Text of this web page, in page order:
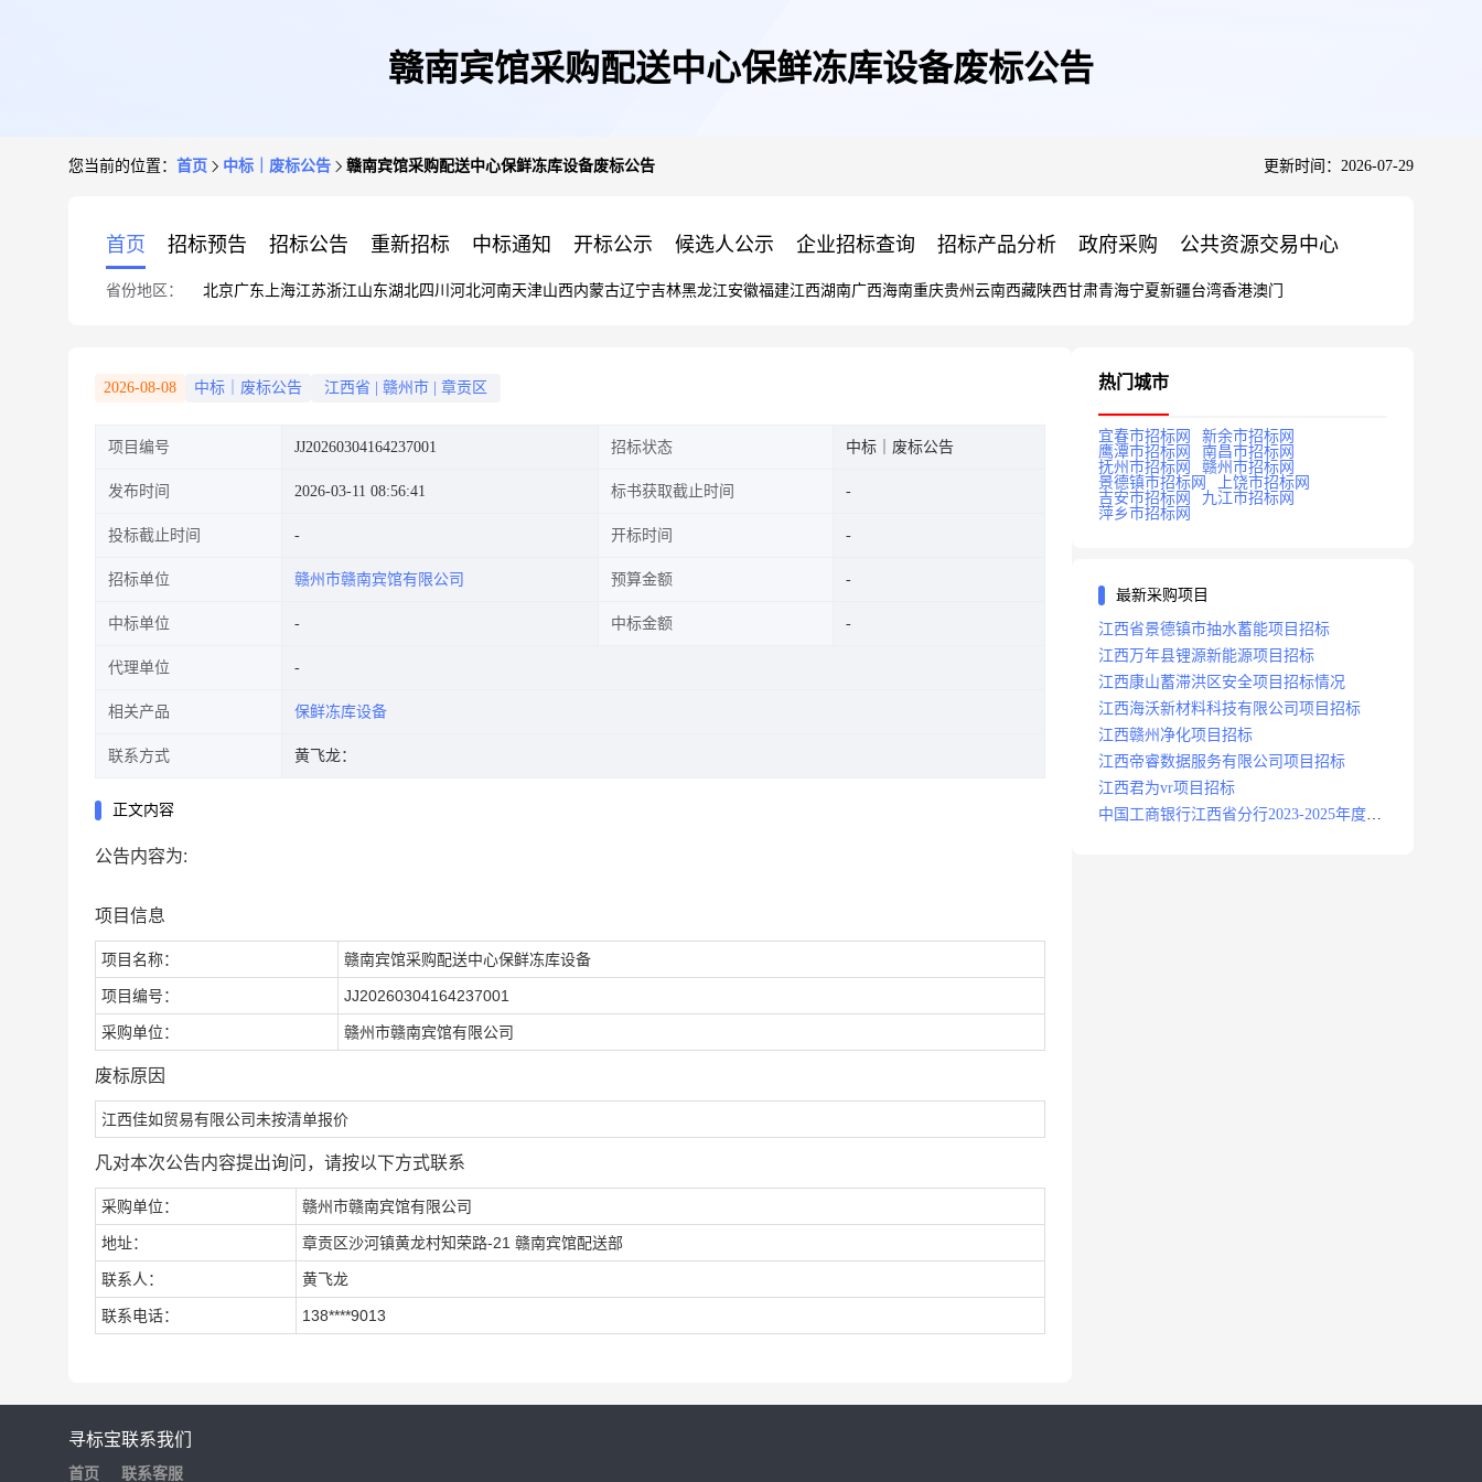
赣南宾馆采购配送中心保鲜冻库设备废标公告
您当前的位置： 首页 中标｜废标公告 赣南宾馆采购配送中心保鲜冻库设备废标公告 更新时间：2026-07-29
首页 招标预告 招标公告 重新招标 中标通知 开标公示 候选人公示 企业招标查询 招标产品分析 政府采购 公共资源交易中心
省份地区： 北京广东 上海江苏浙江山东湖北四川 河北河南天津山西内蒙古辽宁吉林黑龙江安徽福建江西湖南广西海南重庆贵州 云南西藏陕西甘肃青海宁夏新疆台湾香港澳门
2026-08-08 中标｜废标公告 江西省 赣州市 章贡区
项目编号 JJ20260304164237001 招标状态 中标｜废标公告
发布时间 2026-03-11 08:56:41 标书获取截止时间
投标截止时间 开标时间
招标单位 赣州市赣南宾馆有限公司 预算金额
中标单位 中标金额
代理单位
相关产品 保鲜冻库设备
联系方式 黄飞龙：
正文内容
公告内容为:
项目信息
项目名称： 赣南宾馆采购配送中心保鲜冻库设备
项目编号： JJ20260304164237001
采购单位： 赣州市赣南宾馆有限公司
废标原因
江西佳如贸易有限公司未按清单报价
凡对本次公告内容提出询问，请按以下方式联系
采购单位： 赣州市赣南宾馆有限公司
地址： 章贡区沙河镇黄龙村知荣路-21 赣南宾馆配送部
联系人： 黄飞龙
联系电话： 138****9013
热门城市
宜春市招标网
新余市招标网
鹰潭市招标网
南昌市招标网
抚州市招标网
赣州市招标网
景德镇市招标网
上饶市招标网
吉安市招标网
九江市招标网
萍乡市招标网
最新采购项目
江西省景德镇市抽水蓄能项目招标
江西万年县锂源新能源项目招标
江西康山蓄滞洪区安全项目招标情况
江西海沃新材料科技有限公司项目招标
江西赣州净化项目招标
江西帝睿数据服务有限公司项目招标
江西君为vr项目招标
中国工商银行江西省分行2023-2025年度补
寻标宝
首页
联系我们
联系客服